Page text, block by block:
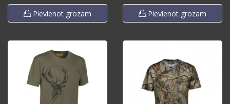
Pievienot grozam Pievienot grozam